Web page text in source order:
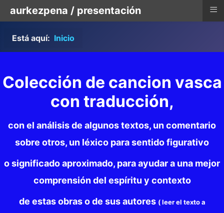
Está aquí: Inicio
Colección de cancion vasca
con traducción,
con el análisis de algunos textos, un comentario
sobre otros, un léxico para sentido figurativo
o significado aproximado, para ayudar a una mejor
comprensión del espíritu y contexto
de estas obras o de sus autores ( leer el texto a
aurkezpena / presentación ≡